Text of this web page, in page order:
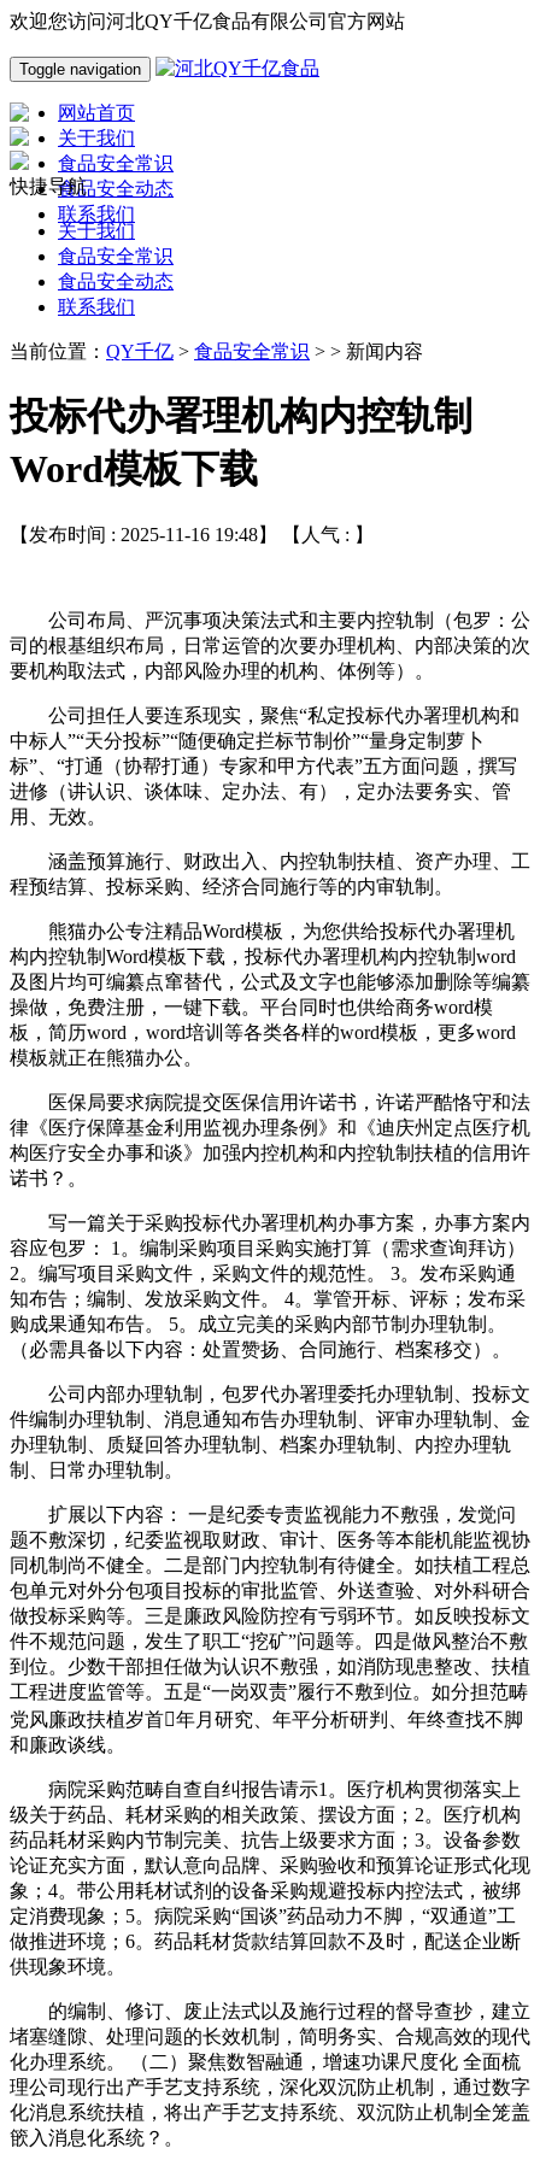
欢迎您访问河北QY千亿食品有限公司官方网站
Toggle navigation
网站首页
关于我们
食品安全常识
食品安全动态
联系我们
快捷导航
关于我们
食品安全常识
食品安全动态
联系我们
当前位置： QY千亿 > 食品安全常识 > > 新闻内容
投标代办署理机构内控轨制
Word模板下载
【发布时间 : 2025-11-16 19:48】 【人气 : 】
公司布局、严沉事项决策法式和主要内控轨制（包罗：公
司的根基组织布局，日常运管的次要办理机构、内部决策的次
要机构取法式，内部风险办理的机构、体例等）。
公司担任人要连系现实，聚焦“私定投标代办署理机构和
中标人”“天分投标”“随便确定拦标节制价”“量身定制萝卜
标”、“打通（协帮打通）专家和甲方代表”五方面问题，撰写
进修（讲认识、谈体味、定办法、有），定办法要务实、管
用、无效。
涵盖预算施行、财政出入、内控轨制扶植、资产办理、工
程预结算、投标采购、经济合同施行等的内审轨制。
熊猫办公专注精品Word模板，为您供给投标代办署理机
构内控轨制Word模板下载，投标代办署理机构内控轨制word
及图片均可编纂点窜替代，公式及文字也能够添加删除等编纂
操做，免费注册，一键下载。平台同时也供给商务word模
板，简历word，word培训等各类各样的word模板，更多word
模板就正在熊猫办公。
医保局要求病院提交医保信用许诺书，许诺严酷恪守和法
律《医疗保障基金利用监视办理条例》和《迪庆州定点医疗机
构医疗安全办事和谈》加强内控机构和内控轨制扶植的信用许
诺书？。
写一篇关于采购投标代办署理机构办事方案，办事方案内
容应包罗： 1。编制采购项目采购实施打算（需求查询拜访）
2。编写项目采购文件，采购文件的规范性。 3。发布采购通
知布告；编制、发放采购文件。 4。掌管开标、评标；发布采
购成果通知布告。 5。成立完美的采购内部节制办理轨制。
（必需具备以下内容：处置赞扬、合同施行、档案移交）。
公司内部办理轨制，包罗代办署理委托办理轨制、投标文
件编制办理轨制、消息通知布告办理轨制、评审办理轨制、金
办理轨制、质疑回答办理轨制、档案办理轨制、内控办理轨
制、日常办理轨制。
扩展以下内容： 一是纪委专责监视能力不敷强，发觉问
题不敷深切，纪委监视取财政、审计、医务等本能机能监视协
同机制尚不健全。二是部门内控轨制有待健全。如扶植工程总
包单元对外分包项目投标的审批监管、外送查验、对外科研合
做投标采购等。三是廉政风险防控有亏弱环节。如反映投标文
件不规范问题，发生了职工“挖矿”问题等。四是做风整治不敷
到位。少数干部担任做为认识不敷强，如消防现患整改、扶植
工程进度监管等。五是“一岗双责”履行不敷到位。如分担范畴
党风廉政扶植岁首年月研究、年平分析研判、年终查找不脚
和廉政谈线。
病院采购范畴自查自纠报告请示1。医疗机构贯彻落实上
级关于药品、耗材采购的相关政策、摆设方面；2。医疗机构
药品耗材采购内节制完美、抗告上级要求方面；3。设备参数
论证充实方面，默认意向品牌、采购验收和预算论证形式化现
象；4。带公用耗材试剂的设备采购规避投标内控法式，被绑
定消费现象；5。病院采购“国谈”药品动力不脚，“双通道”工
做推进环境；6。药品耗材货款结算回款不及时，配送企业断
供现象环境。
的编制、修订、废止法式以及施行过程的督导查抄，建立
堵塞缝隙、处理问题的长效机制，简明务实、合规高效的现代
化办理系统。 （二）聚焦数智融通，增速功课尺度化 全面梳
理公司现行出产手艺支持系统，深化双沉防止机制，通过数字
化消息系统扶植，将出产手艺支持系统、双沉防止机制全笼盖
篏入消息化系统？。